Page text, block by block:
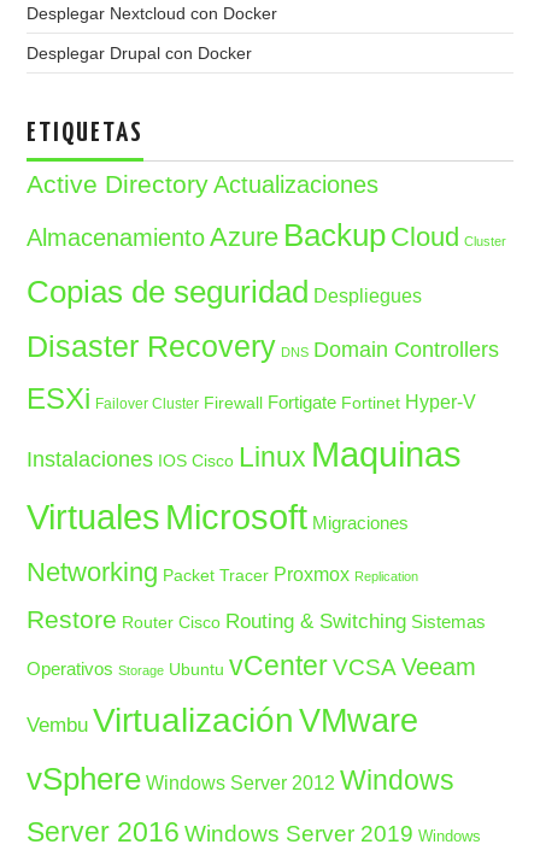
Desplegar Nextcloud con Docker
Desplegar Drupal con Docker
ETIQUETAS
Active Directory Actualizaciones
Almacenamiento Azure Backup Cloud Cluster
Copias de seguridad Despliegues
Disaster Recovery DNS Domain Controllers
ESXi Failover Cluster Firewall Fortigate Fortinet Hyper-V
Instalaciones IOS Cisco Linux Maquinas
Virtuales Microsoft Migraciones
Networking Packet Tracer Proxmox Replication
Restore Router Cisco Routing & Switching Sistemas
Operativos Storage Ubuntu vCenter VCSA Veeam
Vembu Virtualización VMware
vSphere Windows Server 2012 Windows
Server 2016 Windows Server 2019 Windows